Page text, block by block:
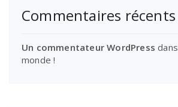
Commentaires récents
Un commentateur WordPress dans
monde !